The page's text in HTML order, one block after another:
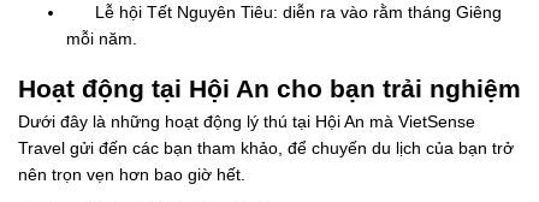
Lễ hội Tết Nguyên Tiêu: diễn ra vào rằm tháng Giêng
mỗi năm.
Hoạt động tại Hội An cho bạn trải nghiệm
Dưới đây là những hoạt động lý thú tại Hội An mà VietSense
Travel gửi đến các bạn tham khảo, để chuyến du lịch của bạn trở
nên trọn vẹn hơn bao giờ hết.